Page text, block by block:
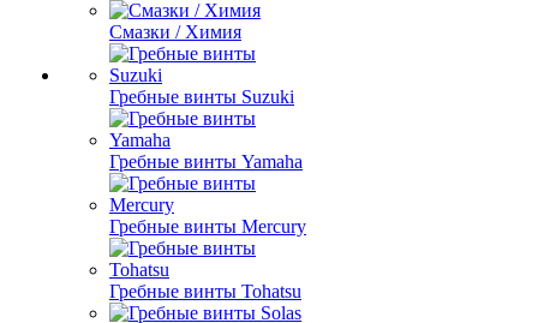
Смазки / Химия
Гребные винты Suzuki
Гребные винты Yamaha
Гребные винты Mercury
Гребные винты Tohatsu